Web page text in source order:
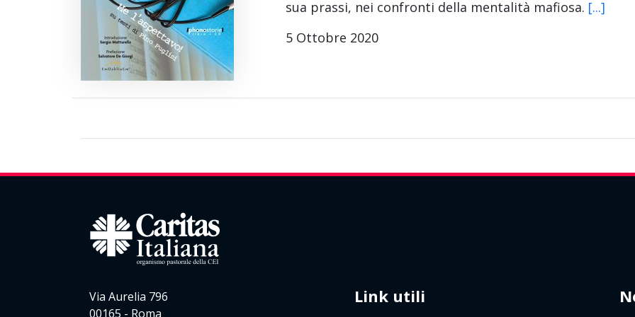
sua prassi, nei confronti della mentalità mafiosa. [...]
5 Ottobre 2020
Via Aurelia 796
00165 - Roma
Link utili